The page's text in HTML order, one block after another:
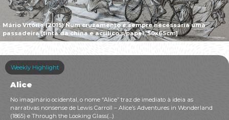
Mário Vitória (2015) Num cruzamento é sempre necessária uma
passadeira [tinta da china e acrílico s/papel, 50x65cm]
Weekly Highlight
Alice
No imaginário ocidental, o nome “Alice” traz de imediato à ideia as
narrativas nonsense de Lewis Carroll – Alice’s Adventures in Wonderland
(1865) e Through the Looking Glass(...)